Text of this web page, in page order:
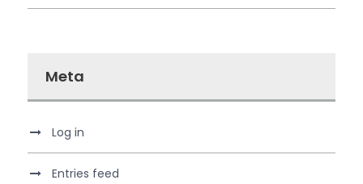
Meta
Log in
Entries feed